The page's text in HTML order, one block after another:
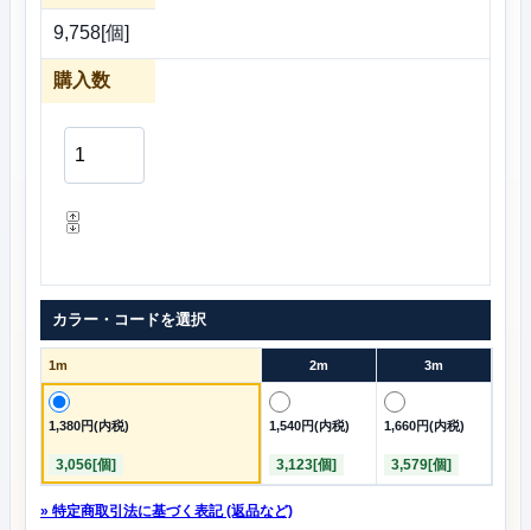
9,758[個]
購入数
カラー・コードを選択
1m 2m 3m
1,380円(内税)
3,056[個]
1,540円(内税)
3,123[個]
1,660円(内税)
3,579[個]
» 特定商取引法に基づく表記 (返品など)